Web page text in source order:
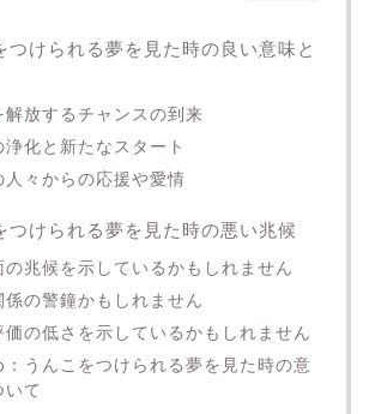
つけられる夢を見た時の良い意味と
解放するチャンスの到来
浄化と新たなスタート
人々からの応援や愛情
つけられる夢を見た時の悪い兆候
の兆候を示しているかもしれません
係の警鐘かもしれません
価の低さを示しているかもしれません
：うんこをつけられる夢を見た時の意
いて